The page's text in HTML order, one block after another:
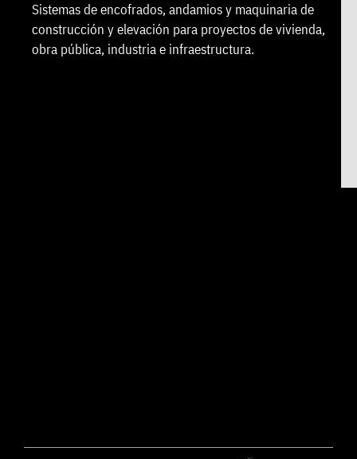
Sistemas de encofrados, andamios y maquinaria de
construcción y elevación para proyectos de vivienda,
obra pública, industria e infraestructura.